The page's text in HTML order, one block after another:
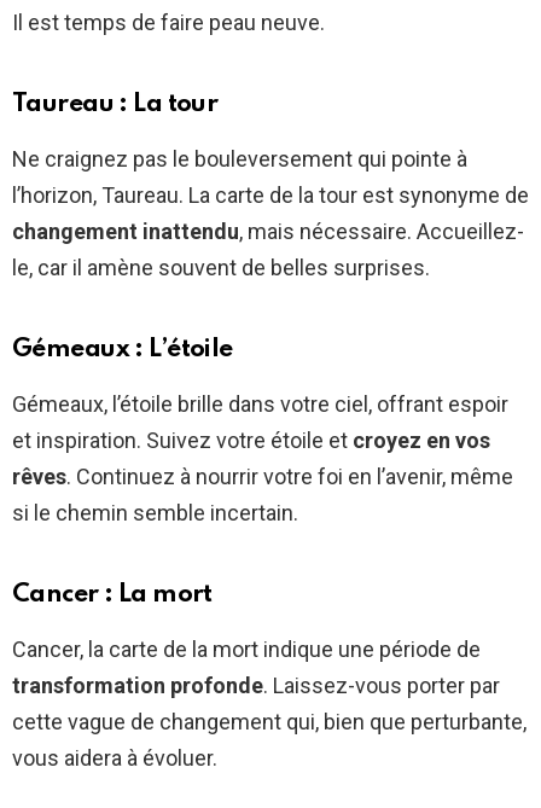
Il est temps de faire peau neuve.
Taureau : La tour
Ne craignez pas le bouleversement qui pointe à
l’horizon, Taureau. La carte de la tour est synonyme de
changement inattendu, mais nécessaire. Accueillez-
le, car il amène souvent de belles surprises.
Gémeaux : L’étoile
Gémeaux, l’étoile brille dans votre ciel, offrant espoir
et inspiration. Suivez votre étoile et croyez en vos
rêves. Continuez à nourrir votre foi en l’avenir, même
si le chemin semble incertain.
Cancer : La mort
Cancer, la carte de la mort indique une période de
transformation profonde. Laissez-vous porter par
cette vague de changement qui, bien que perturbante,
vous aidera à évoluer.